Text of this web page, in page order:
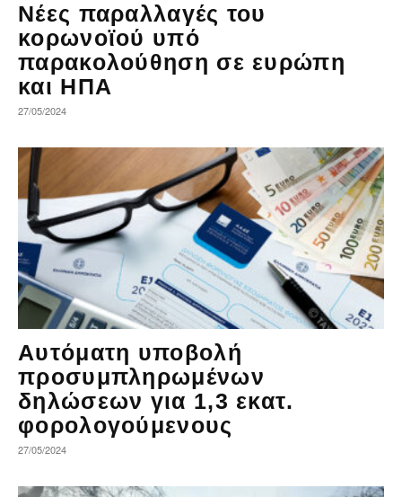
Νέες παραλλαγές του
κορωνοϊού υπό
παρακολούθηση σε ευρώπη
και ΗΠΑ
27/05/2024
Αυτόματη υποβολή
προσυμπληρωμένων
δηλώσεων για 1,3 εκατ.
φορολογούμενους
27/05/2024